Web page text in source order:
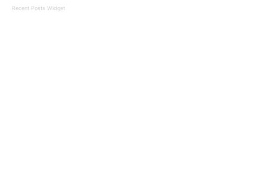
Recent Posts Widget